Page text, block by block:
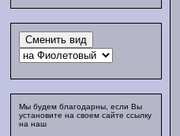
Мы будем благодарны, если Вы
установите на своем сайте ссылку
на наш